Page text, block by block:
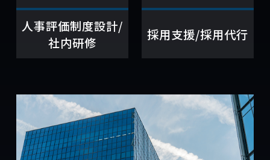
人事評価制度設計/
社内研修
採用支援/採用代行